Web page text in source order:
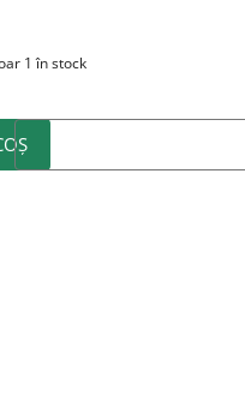
1 în stock